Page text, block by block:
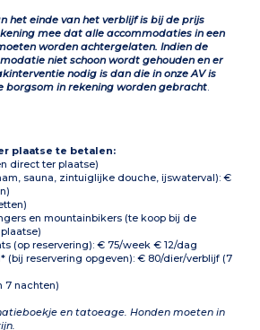
het einde van het verblijf is bij de prijs
mee dat alle accommodaties in een
worden achtergelaten. Indien de
niet schoon wordt gehouden en er
nodig is dan die in onze AV is
borgsom in rekening worden gebracht.
plaatse te betalen:
direct ter plaatse)
sauna, zintuiglijke douche, ijswaterval): €
en mountainbikers (te koop bij de
(op reservering): € 75/week € 12/dag
(bij reservering opgeven): € 80/dier/verblijf (7
7 nachten)
en tatoeage. Honden moeten in